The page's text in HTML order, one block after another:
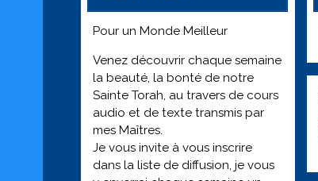
Pour un Monde Meilleur
Venez découvrir chaque semaine
la beauté, la bonté de notre
Sainte Torah, au travers de cours
audio et de texte transmis par
mes Maîtres.
Je vous invite à vous inscrire
dans la liste de diffusion, je vous